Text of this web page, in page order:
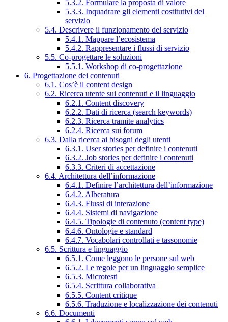
5.3.2. Formulare la proposta di valore
5.3.3. Inquadrare gli elementi costitutivi del
servizio
5.4. Descrivere il funzionamento del servizio
5.4.1. Mappare l’ecosistema
5.4.2. Rappresentare i flussi di servizio
5.5. Co-progettare le soluzioni
5.5.1. Workshop di co-progettazione
6. Progettazione dei contenuti
6.1. Cos’è il content design
6.2. Ricerca utente sui contenuti e il linguaggio
6.2.1. Content discovery
6.2.2. Dati di ricerca (search keywords)
6.2.3. Ricerca tramite analytics
6.2.4. Ricerca sui forum
6.3. Dalla ricerca ai bisogni degli utenti
6.3.1. User stories per definire i contenuti
6.3.2. Job stories per definire i contenuti
6.3.3. Criteri di accettazione
6.4. Architettura dell’informazione
6.4.1. Definire l’architettura dell’informazione
6.4.2. Alberatura
6.4.3. Flussi di interazione
6.4.4. Sistemi di navigazione
6.4.5. Tipologie di contenuto (content type)
6.4.6. Ontologie e standard
6.4.7. Vocabolari controllati e tassonomie
6.5. Scrittura e linguaggio
6.5.1. Come leggono le persone sul web
6.5.2. Le regole per un linguaggio semplice
6.5.3. Microtesti
6.5.4. Scrittura collaborativa
6.5.5. Content critique
6.5.6. Traduzione e localizzazione dei contenuti
6.6. Documenti